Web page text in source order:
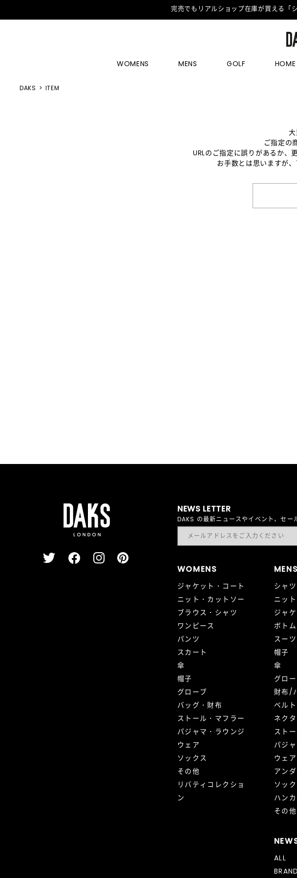
完売でもリアルショップ在庫が買える「
WOMENS MENS GOLF HOME
DAKS ITEM
ご指定の
URLのご指定に誤りがあるか、
お手数とは思いますが
NEWS LETTER
DAKS の最新ニュースやイベント、セー
WOMENS
ジャケット・コート
ニット・カットソー
ブラウス・シャツ
ワンピース
パンツ
スカート
傘
帽子
グローブ
バッグ・財布
ストール・マフラー
パジャマ・ラウンジ
ウェア
ソックス
その他
リバティコレクショ
ン
MENS
シャツ
ニッ
ジャ
ボトム
スーツ
帽子
傘
グロ
財布/
ベルト
ネク
スト
パジ
ウェア
アン
ソッ
ハン
その他
ALL
BRAND